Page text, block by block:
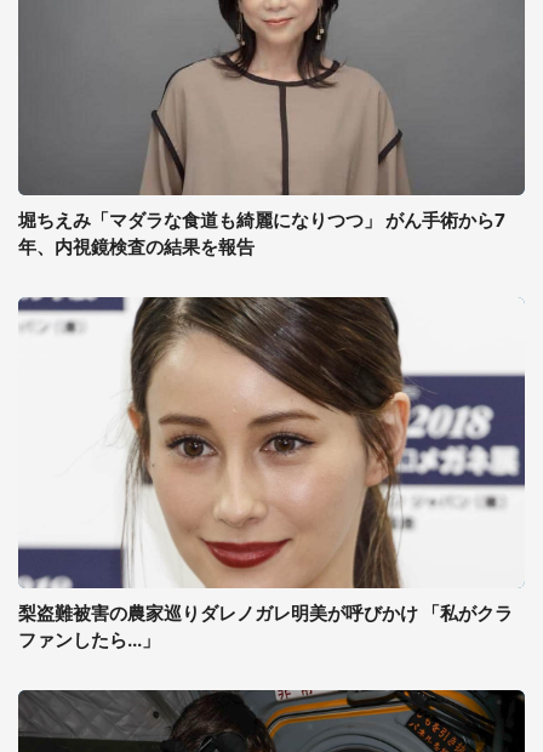
堀ちえみ「マダラな食道も綺麗になりつつ」 がん手術から7
年、内視鏡検査の結果を報告
梨盗難被害の農家巡りダレノガレ明美が呼びかけ 「私がクラ
ファンしたら...」